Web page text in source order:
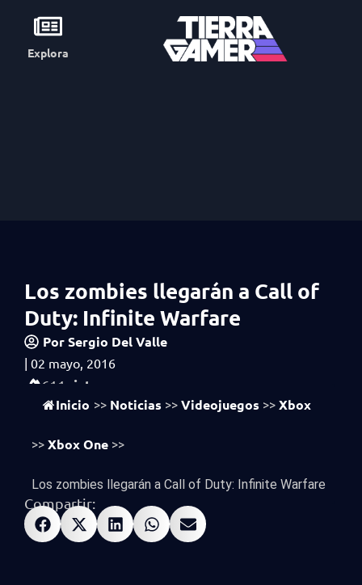
Explora
Los zombies llegarán a Call of
Duty: Infinite Warfare
PorSergio Del Valle
| 02 mayo, 2016
611 vistas
Inicio >> Noticias >> Videojuegos >> Xbox
>> Xbox One >>
Los zombies llegarán a Call of Duty: Infinite Warfare
Compartir: